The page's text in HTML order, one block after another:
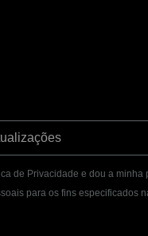
de Privacidade e dou a minha
para os fins especificados